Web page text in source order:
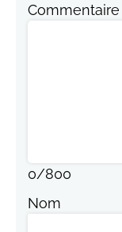
Commentaire
0/800
Nom